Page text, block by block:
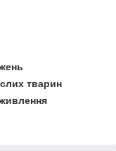
тварин